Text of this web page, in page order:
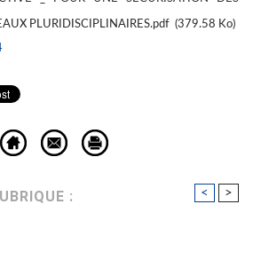
PLURIDISCIPLINAIRES.pdf (379.58 Ko)
: < >